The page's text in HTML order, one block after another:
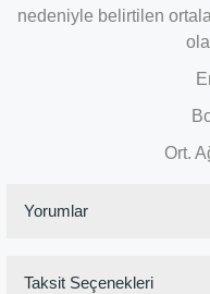
nedeniyle belirtilen
Ort.
Yorumlar
Taksit Seçenekleri